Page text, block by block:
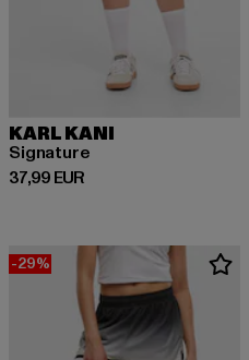
KARL KANI
Signature
37,99 EUR
Derzeitiger Preis: 37,99 EUR
-29%